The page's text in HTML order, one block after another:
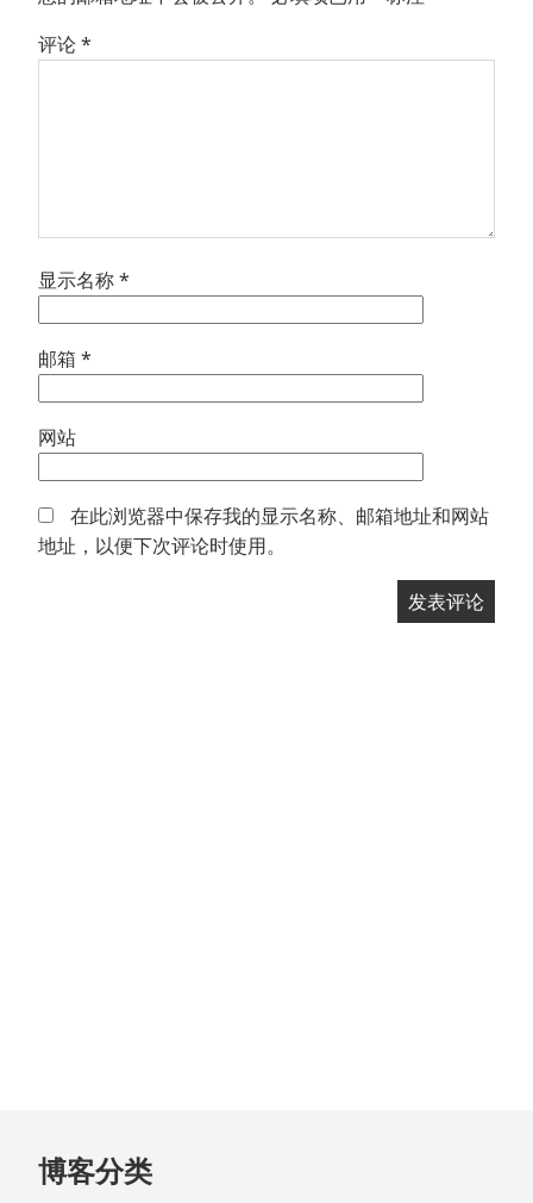
评论*
显示名称*
邮箱 *
网站
在此浏览器中保存我的显示名称、邮箱地址和网站
地址，以便下次评论时使用。
跳
至
博客分类